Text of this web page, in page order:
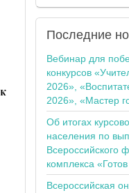
Последние
Вебинар для
конкурсов
2026»,
2026», «Мастер
Об итогах
населения по
Всероссийского
комплекса
Всероссийская